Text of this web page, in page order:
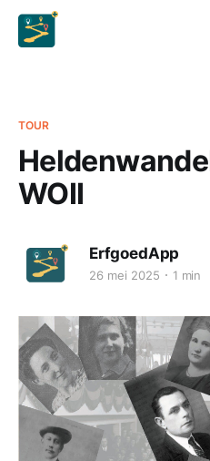
TOUR
WOII
ErfgoedApp
26 mei 2025 1 min